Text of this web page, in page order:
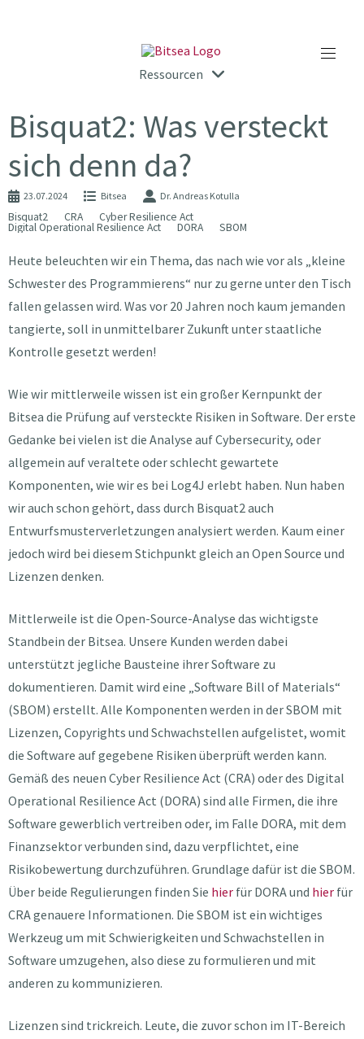
Ressourcen
Bisquat2: Was versteckt
sich denn da?
23.07.2024 Bitsea Dr. Andreas Kotulla
Bisquat2 CRA Cyber Resilience Act
Digital Operational Resilience Act DORA SBOM
Heute beleuchten wir ein Thema, das nach wie vor als „kleine
Schwester des Programmierens“ nur zu gerne unter den Tisch
fallen gelassen wird. Was vor 20 Jahren noch kaum jemanden
tangierte, soll in unmittelbarer Zukunft unter staatliche
Kontrolle gesetzt werden!
Wie wir mittlerweile wissen ist ein großer Kernpunkt der
Bitsea die Prüfung auf versteckte Risiken in Software. Der erste
Gedanke bei vielen ist die Analyse auf Cybersecurity, oder
allgemein auf veraltete oder schlecht gewartete
Komponenten, wie wir es bei Log4J erlebt haben. Nun haben
wir auch schon gehört, dass durch Bisquat2 auch
Entwurfsmusterverletzungen analysiert werden. Kaum einer
jedoch wird bei diesem Stichpunkt gleich an Open Source und
Lizenzen denken.
Mittlerweile ist die Open-Source-Analyse das wichtigste
Standbein der Bitsea. Unsere Kunden werden dabei
unterstützt jegliche Bausteine ihrer Software zu
dokumentieren. Damit wird eine „Software Bill of Materials“
(SBOM) erstellt. Alle Komponenten werden in der SBOM mit
Lizenzen, Copyrights und Schwachstellen aufgelistet, womit
die Software auf gegebene Risiken überprüft werden kann.
Gemäß des neuen Cyber Resilience Act (CRA) oder des Digital
Operational Resilience Act (DORA) sind alle Firmen, die ihre
Software gewerblich vertreiben oder, im Falle DORA, mit dem
Finanzsektor verbunden sind, dazu verpflichtet, eine
Risikobewertung durchzuführen. Grundlage dafür ist die SBOM.
Über beide Regulierungen finden Sie hier für DORA und hier für
CRA genauere Informationen. Die SBOM ist ein wichtiges
Werkzeug um mit Schwierigkeiten und Schwachstellen in
Software umzugehen, also diese zu formulieren und mit
anderen zu kommunizieren.
Lizenzen sind trickreich. Leute, die zuvor schon im IT-Bereich